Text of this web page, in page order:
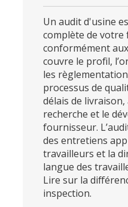
Un audit d'usine
complète de votre
conformément
couvre le profil,
les
processus de
délais de livraison,
recherche et le
fournisseur.
des entretiens
travailleurs et la
langue des
Lire sur la
inspection.